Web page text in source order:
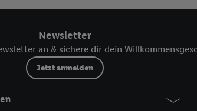
Newsletter
an & sichere dir dein
Jetzt anmelden
einzelne Verwendungszwecke oder Partner zulassen;
und Funktionen im Rahmen des Einsatzes des IAB
und Aufdeckung von Betrug und Fehlerbehebung,
von Geräten anhand automatisch